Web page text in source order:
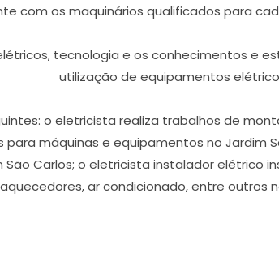
com os maquinários qualificados para
tecnologia e os conhecimentos e
utilização de equipamentos
o eletricista realiza trabalhos de
máquinas e equipamentos no Jardim
São Carlos; o eletricista instalador elétrico
aquecedores, ar condicionado, entre outros